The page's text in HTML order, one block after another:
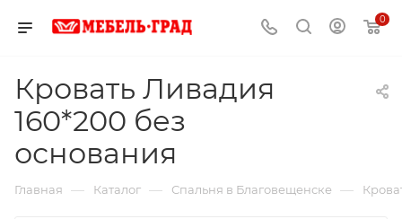
0
Кровать Ливадия
160*200 без
основания
Главная — Каталог — Спальня в Благовещенске —